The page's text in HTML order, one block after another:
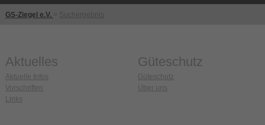
GS-Ziegel e.V. Suchergebnis
Aktuelles
Aktuelle Infos
Vorschriften
Links
Güteschutz
Güteschutz
Über uns